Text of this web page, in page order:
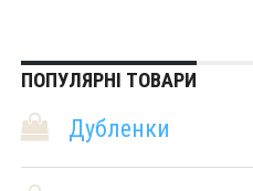
ПОПУЛЯРНІ ТОВАРИ
Дубленки